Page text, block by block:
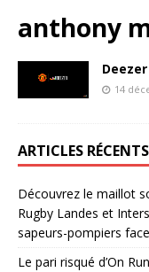
anthony
14
ARTICLES RÉCENTS
Découvrez le maillot
Rugby Landes et
sapeurs-pompiers
Le pari risqué d’On